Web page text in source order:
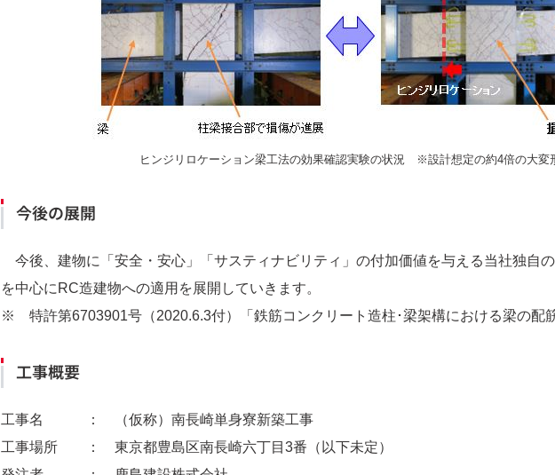
ヒンジリロケーション梁工法の効果確認実験の状況 ※設計想定の約4倍の大変
今後の展開
今後、建物に「安全・安心」「サスティナビリティ」の付加価値を与える当社独自
を中心にRC造建物への適用を展開していきます。
※ 特許第6703901号（2020.6.3付）「鉄筋コンクリート造柱･梁架構における梁の配
工事概要
工事名
： （仮称）南長崎単身寮新築工事
工事場所
： 東京都豊島区南長崎六丁目3番（以下未定）